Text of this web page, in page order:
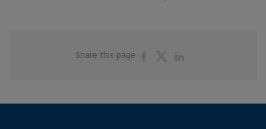
Share this page
ShareShare